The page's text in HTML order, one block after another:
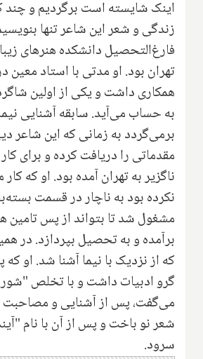
اینک شایسته است برگردیم و چند
زندگی و شعر این شاعر تنها
فارغ‌التحصیل دانشکده هنرهای
تهران بود. او مدتی با استاد معین
همکاری داشت و یکی از اولین
به حساب می‌آید‌. سابقه آشنایی
برمی‌گردد به زمانی که این شاعر
مقدماتی را دریافت کرده و برای
ناگزیر به تهران آمده بود. او که
نکرده بود به ناچار در قسمت
مشغول شد تا بتواند از پس تامین
برآمده و به تحصیل بپردازد. در
که از نزدیک با نیما آشنا شد. او
گرو ادبیات داشت و با تخلص
می‌گفت، پس از آشنایی و مصاحبت
شعر نو باخت و پس از آن با نام
سرود.